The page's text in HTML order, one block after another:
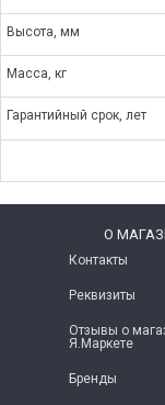
Высота, мм
Масса, кг
Гарантийный срок, лет
O
Контакты
Реквизиты
Отзывы о
Я.Маркете
Бренды